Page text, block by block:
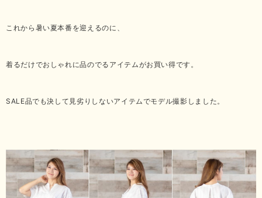
これから暑い夏本番を迎えるのに、
着るだけでおしゃれに品のでるアイテムがお買い得です。
SALE品でも決して見劣りしないアイテムでモデル撮影しました。